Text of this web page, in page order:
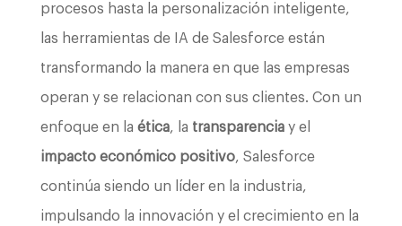
procesos hasta la personalización inteligente,
las herramientas de IA de Salesforce están
transformando la manera en que las empresas
operan y se relacionan con sus clientes. Con un
enfoque en la ética, la transparenciay el
impacto económico positivo, Salesforce
continúa siendo un líder en la industria,
impulsando la innovación y el crecimiento en la